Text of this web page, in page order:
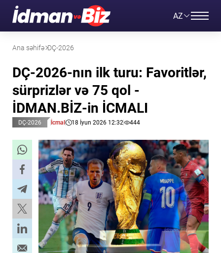
AZ
Ana səhifə DÇ-2026
DÇ-2026-nın ilk turu: Favoritlər,
sürprizlər və 75 qol -
İDMAN.BİZ-in İCMALI
DÇ-2026 İcmal 18 İyun 2026 12:32 444